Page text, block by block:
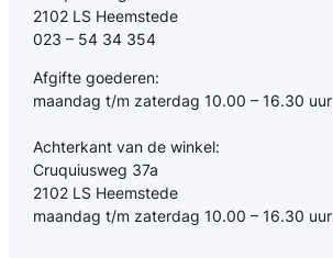
2102 LS Heemstede
023 – 54 34 354
Afgifte goederen:
maandag t/m zaterdag 10.00 – 16.30 uur
Achterkant van de winkel:
Cruquiusweg 37a
2102 LS Heemstede
maandag t/m zaterdag 10.00 – 16.30 uur